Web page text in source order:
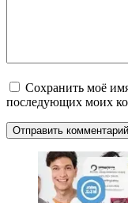
Сохранить моё
последующих моих